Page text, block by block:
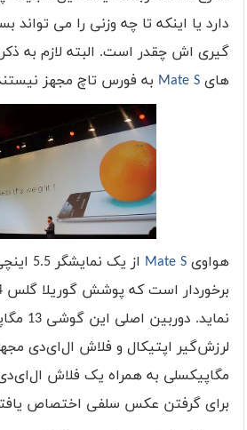
دارد یا اینکه تا چه وزنی را می تواند
گیری اش چقدر است. البته لازم به
های Mate S به فورس تاچ مجهز
هواوی Mate S از یک نمایشگر 5.5 اینچی با رزولوشن
نماید.
مگاپیکسلی به همراه یک فلاش
برای گرفتن عکس سلفی اختصاص